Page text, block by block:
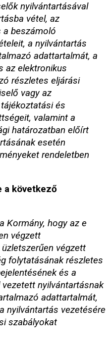
nyilvántartásával
vétel, az
a beszámoló
a nyilvántartás
adattartalmát, a
az elektronikus
részletes eljárási
vagy az
és
valamint a
határozatban előírt
esetén
rendeletben
a következő
Kormány, hogy az e
végzett
végzett
folytatásának részletes
és a
nyilvántartásnak
adattartalmát,
nyilvántartás vezetésére
szabályokat